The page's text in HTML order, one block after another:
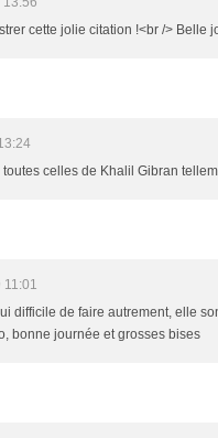
cette jolie citation !<br /> Belle
celles de Khalil Gibran
difficile de faire autrement, elle
bonne journée et grosses bises